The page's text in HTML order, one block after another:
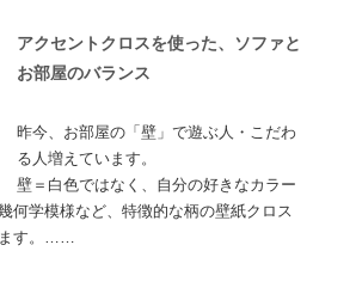
アクセントクロスを使った、ソファと
お部屋のバランス
昨今、お部屋の「壁」で遊ぶ人・こだわ
る人増えています。
壁＝白色ではなく、自分の好きなカラー
何学模様など、特徴的な柄の壁紙クロス
す。……